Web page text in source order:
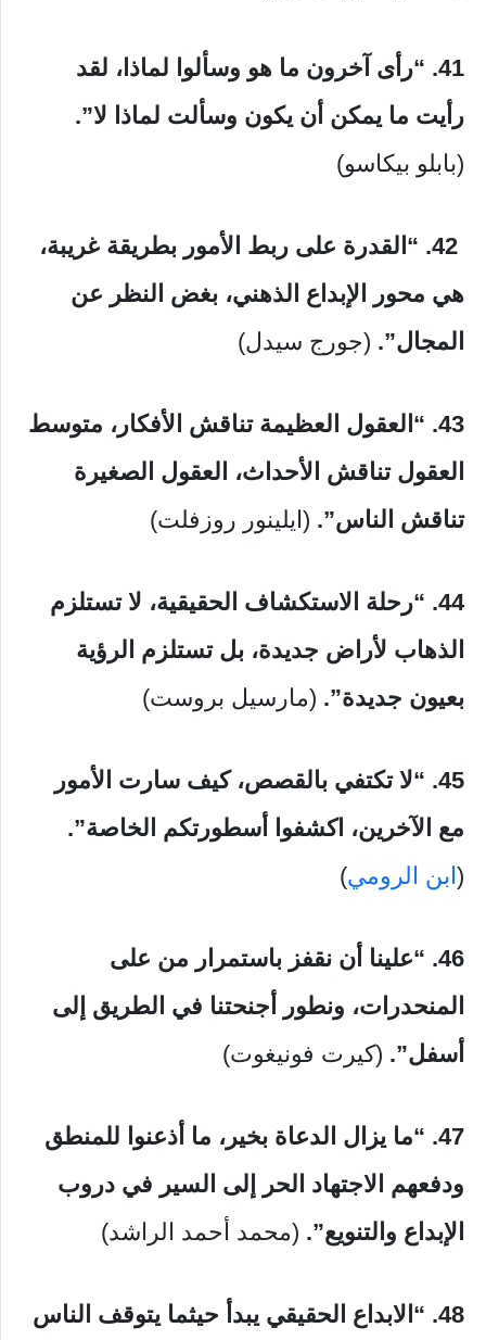
41. “رأى آخرون ما هو وسألوا لماذا، لقد
رأيت ما يمكن أن يكون وسألت لماذا لا”.
(بابلو بيكاسو)
“القدرة على ربط الأمور بطريقة غريبة،
هي محور الإبداع الذهني، بغض النظر عن
المجال”. (جورج سيدل)
43. “العقول العظيمة تناقش الأفكار، متوسط
​​العقول تناقش الأحداث، العقول الصغيرة
تناقش الناس”. (ايلينور روزفلت)
44. “رحلة الاستكشاف الحقيقية، لا تستلزم
الذهاب لأراض جديدة، بل تستلزم الرؤية
بعيون جديدة”. (مارسيل بروست)
45. “لا تكتفي بالقصص، كيف سارت الأمور
مع الآخرين، اكشفوا أسطورتكم الخاصة”.
(ابن الرومي)
46. “علينا أن نقفز باستمرار من على
المنحدرات، ونطور أجنحتنا في الطريق إلى
أسفل”. (كيرت فونيغوت)
47. “ما يزال الدعاة بخير، ما أذعنوا للمنطق
ودفعهم الاجتهاد الحر إلى السير في دروب
الإبداع والتنويع”. (محمد أحمد الراشد)
48. “الابداع الحقيقي يبدأ حيثما يتوقف الناس